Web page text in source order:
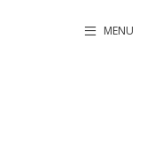
MENU